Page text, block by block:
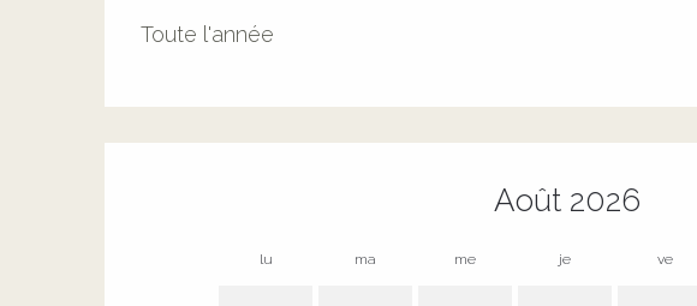
Toute l'année
Août 2026
lu ma me je ve